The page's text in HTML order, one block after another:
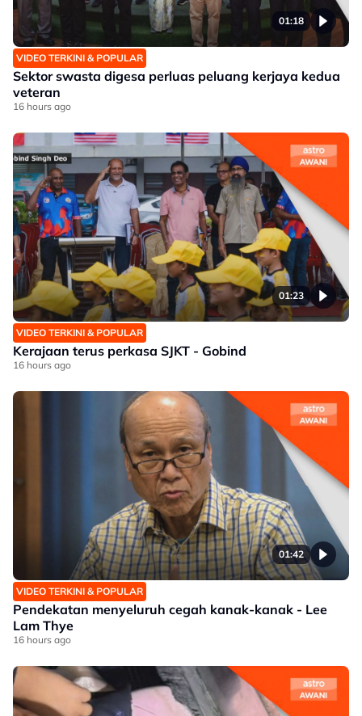
01:18
VIDEO TERKINI & POPULAR
Sektor swasta digesa perluas peluang kerjaya kedua
veteran
16 hours ago
01:23
VIDEO TERKINI & POPULAR
Kerajaan terus perkasa SJKT - Gobind
16 hours ago
01:42
VIDEO TERKINI & POPULAR
Pendekatan menyeluruh cegah kanak-kanak - Lee
Lam Thye
16 hours ago